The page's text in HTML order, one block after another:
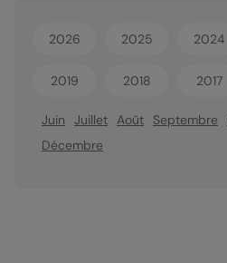
2026 2025 2024
2019 2018 2017
Juin Juillet Août Septembre
Décembre